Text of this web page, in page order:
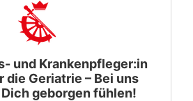
und Krankenpfleger:in
die Geriatrie – Bei uns
geborgen fühlen!